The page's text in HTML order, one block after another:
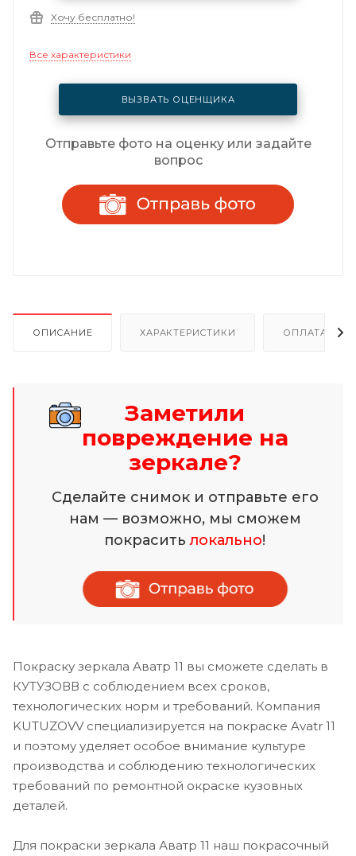
Хочу бесплатно!
Все характеристики
ВЫЗВАТЬ ОЦЕНЩИКА
Отправьте фото на оценку или задайте
вопрос
ОПИСАНИЕ ХАРАКТЕРИСТИКИ ОПЛАТА И
Заметили
повреждение на
зеркале?
Сделайте снимок и отправьте его
нам — возможно, мы сможем
покраситьлокально!
Покраску зеркала Аватр 11 вы сможете сделать в
КУТУЗОВВ с соблюдением всех сроков,
технологических норм и требований. Компания
KUTUZOVV специализируется на покраске Avatr 11
и поэтому уделяет особое внимание культуре
производства и соблюдению технологических
требований по ремонтной окраске кузовных
деталей.
Для покраски зеркала Аватр 11 наш покрасочный